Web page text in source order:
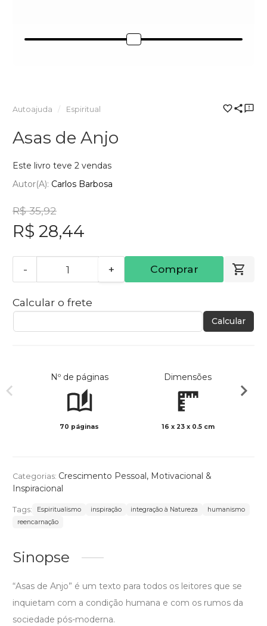
Autoajuda Espiritual
Asas de Anjo
Este livro teve 2 vendas
Autor(a): Carlos Barbosa
R$ 35,92
R$ 28,44
- + Comprar
Calcular o frete
Calcular
Nº de páginas
70 páginas
Dimensões
16 x 23 x 0.5 cm
Categorias: Crescimento Pessoal, Motivacional &
Inspiracional
Tags: Espiritualismo inspiração integração à Natureza
humanismo
reencarnação
Sinopse
“Asas de Anjo” é um texto para todos os leitores que se
inquietam com a condição humana e com os rumos da
sociedade pós-moderna.